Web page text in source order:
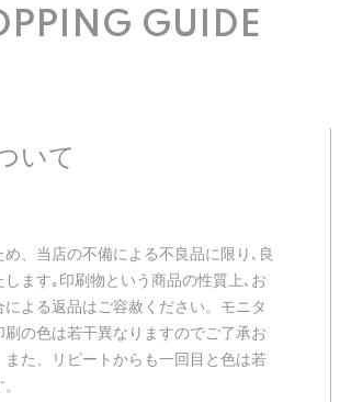
GUIDE
いて
め、当店の不備による不良品に限り､良
します｡印刷物という商品の性質上､お
による返品はご容赦ください。モニタ
刷の色は若干異なりますのでご了承お
また、リピートからも一回目と色は若